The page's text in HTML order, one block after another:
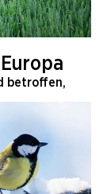
betroffen,